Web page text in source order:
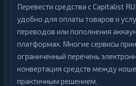
Перевести средства с Capitalist
удобно для оплаты товаров и
переводов или пополнения
платформах. Многие сервисы
ограниченный перечень
конвертация средств между
практичным решением.